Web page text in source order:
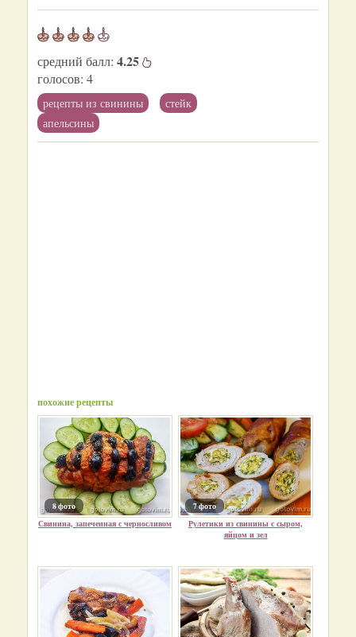
средний балл: 4.25
голосов: 4
рецепты из свинины
стейк
апельсины
похожие рецепты
8 фото
Свинина, запеченная с черносливом
7 фото
Рулетики из свинины с сыром,
яйцом и зел